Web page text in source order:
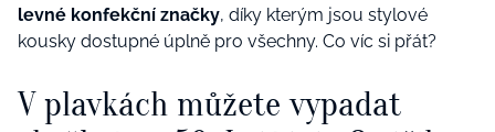
levné konfekční značky, díky kterým jsou stylové
kousky dostupné úplně pro všechny. Co víc si přát?
V plavkách můžete vypadat